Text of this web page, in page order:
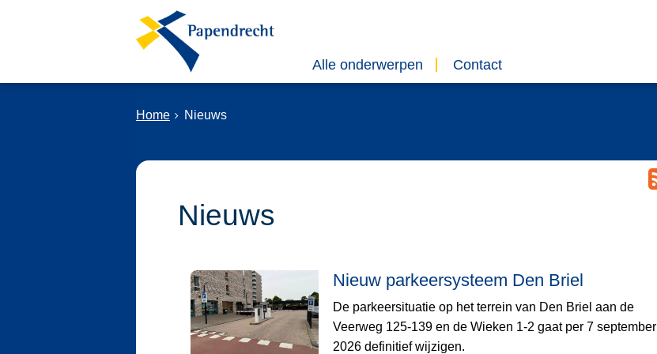
Alle onderwerpen Contact
Home Nieuws
Nieuws
Nieuw parkeersysteem Den Briel
De parkeersituatie op het terrein van Den Briel aan de
Veerweg 125-139 en de Wieken 1-2 gaat per 7 september
2026 definitief wijzigen.